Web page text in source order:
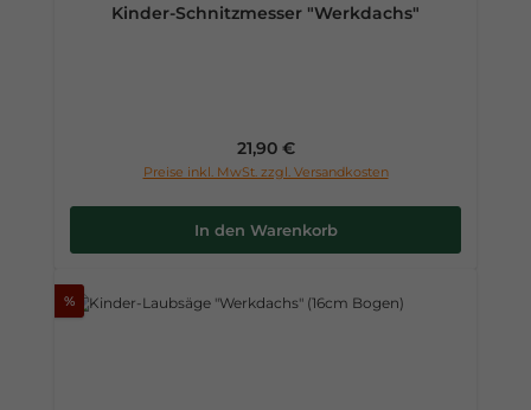
Kinder-Schnitzmesser "Werkdachs"
Regulärer Preis:
21,90 €
Preise inkl. MwSt. zzgl. Versandkosten
In den Warenkorb
%